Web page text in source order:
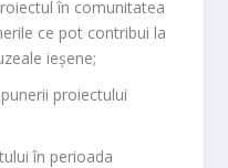
în comunitatea
ce pot contribui la
ieșene;
proiectului
în perioada